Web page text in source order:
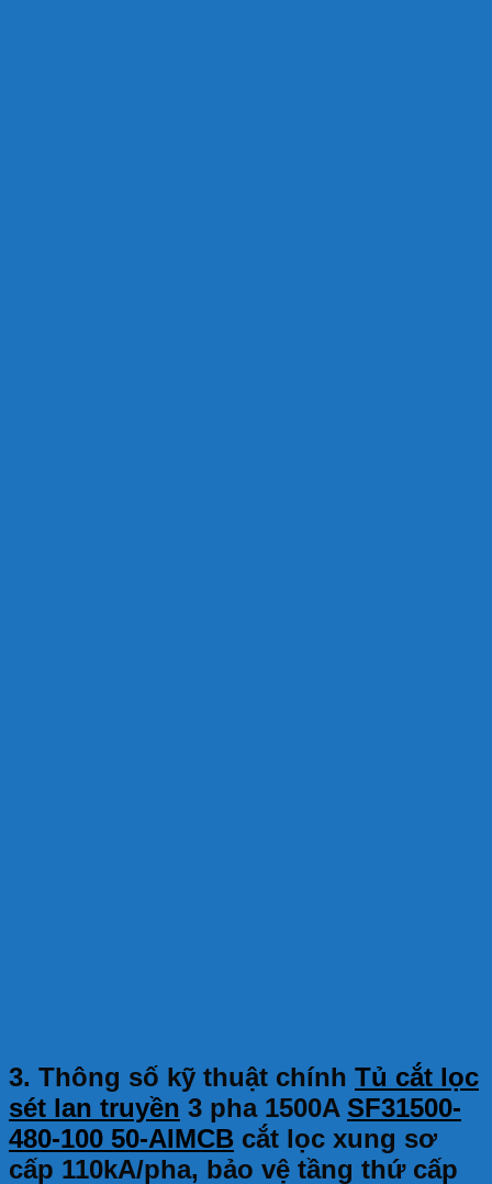
3. Thông số kỹ thuật chính Tủ cắt lọc
sét lan truyền 3 pha 1500A SF31500-
480-100 50-AIMCB cắt lọc xung sơ
cấp 110kA/pha, bảo vệ tầng thứ cấp